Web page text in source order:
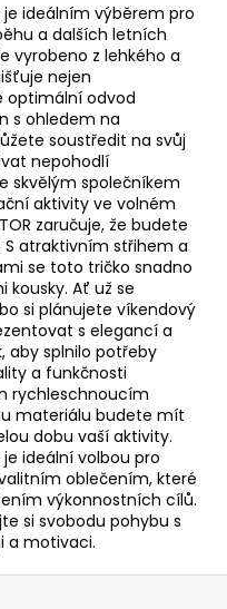
je ideálním výběrem pro
a dalších letních
vyrobeno z lehkého a
nejen
optimální odvod
s ohledem na
soustředit na svůj
nepohodlí
skvělým společníkem
aktivity ve volném
zaručuje, že budete
S atraktivním střihem a
se toto tričko snadno
kousky. Ať už se
si plánujete víkendový
s elegancí a
aby splnilo potřeby
a funkčnosti
rychleschnoucím
materiálu budete mít
dobu vaší aktivity.
je ideální volbou pro
oblečením, které
výkonnostních cílů.
si svobodu pohybu s
a motivaci.